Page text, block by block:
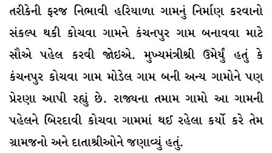
તરીકેની ફરજ નિભાવી હરિયાળા ગામનું નિર્માણ કરવાનો
સંકલ્પ થકી કોચવા ગામને કંચનપુર ગામ બનાવવા માટે
સૌએ પહેલ કરવી જોઇએ. મુખ્યમંત્રીશ્રી ઉમેર્યું હતું કે
કંચનપુર કોચવા ગામ મોડેલ ગામ બની અન્ય ગામોને પણ
પ્રેરણા આપી રહ્યું છે. રાજ્યના તમામ ગામો આ ગામની
પહેલને બિરદાવી કોચવા ગામમાં થઈ રહેલા કર્યો કરે તેમ
ગ્રામજનો અને દાતાશ્રીઓને જણાવ્યું હતું.